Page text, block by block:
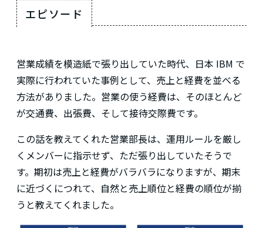
エピソード
営業成績を模造紙で張り出していた時代、日本 IBM で
実際に行われていた事例として、売上と経費を並べる
方法がありました。営業の使う経費は、そのほとんど
が交通費、出張費、そして接待交際費です。
この話を教えてくれた営業部長は、運用ルールを厳し
くメンバーに指示せず、ただ張り出していたそうで
す。期初は売上と経費がバラバラになりますが、期末
に近づくにつれて、自然と売上順位と経費の順位が揃
うと教えてくれました。